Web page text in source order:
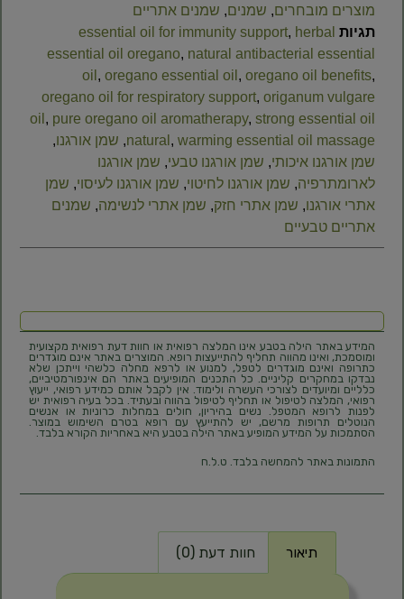
מוצרים מובחרים, שמנים, שמנים אתריים
תגיות
essential oil for immunity support, herbal
essential oil oregano, natural antibacterial essential
oil , oregano essential oil , oregano oil benefits,
oregano oil for respiratory support, origanum vulgare
oil , pure oregano oil aromatherapy, strong essential oil
natural , warming essential oil massage
, שמן אורגנו,
שמן אורגנו איכותי, שמן אורגנו טבעי, שמן אורגנו
לארומתרפיה, שמן אורגנו לחיטוי, שמן אורגנו לעיסוי, שמן
אתרי אורגנו, שמן אתרי חזק, שמן אתרי לנשימה, שמנים
אתריים טבעיים
המידע באתר הילה בטבע אינו המלצה רפואית או חוות דעת רפואית מקצועית
ומוסמכת, ואינו מהווה תחליף להתייעצות רופא. המוצרים באתר אינם מוגדרים
כתרופה ואינם מוגדרים לטפל, למנוע או לרפא מחלה כלשהי וייתכן שלא
נבדקו במחקרים קליניים. כל התכנים המופיעים באתר הם אינפורמטיביים,
כלליים ומיועדים לצורכי העשרה ולימוד. אין לקבל אותם כמידע רפואי, ייעוץ
רפואי, המלצה לטיפול או תחליף לטיפול בהווה ובעתיד. בכל בעיה רפואית יש
לפנות לרופא המטפל. נשים בהיריון, חולים במחלות כרוניות או אנשים
הנוטלים תרופות מרשם, יש להתייעץ עם רופא בטרם השימוש במוצר.
הסתמכות על המידע המופיע באתר הילה בטבע היא באחריות הקורא בלבד.
התמונות באתר להמחשה בלבד. ט.ל.ח
תיאור חוות דעת (0)